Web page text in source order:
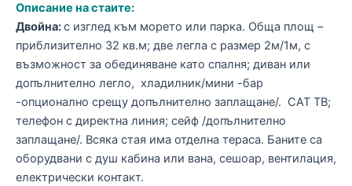
Описание на стаите:
Двойна:с изглед към морето или парка. Обща площ –
приблизително 32 кв.м; две легла с размер 2м/1м, с
възможност за обединяване като спалня; диван или
допълнително легло, хладилник/мини -бар
-опционално срещу допълнително заплащане/. САТ ТВ;
телефон с директна линия; сейф /допълнително
заплащане/. Всяка стая има отделна тераса. Баните са
оборудвани с душ кабина или вана, сешоар, вентилация,
електрически контакт.